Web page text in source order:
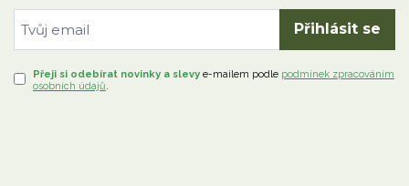
Přihlásit se
Přeji si odebírat novinky a slevy e-mailem podle podmínek zpracováním
osobních údajů